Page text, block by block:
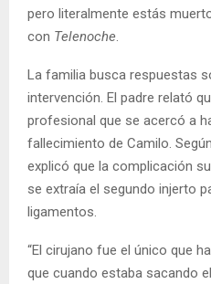
pero literalmente estás
con Telenoche.
La familia busca respuestas
intervención. El padre relató
profesional que se acercó a
fallecimiento de Camilo.
explicó que la complicación
se extraía el segundo injerto
ligamentos.
“El cirujano fue el único que
que cuando estaba sacando